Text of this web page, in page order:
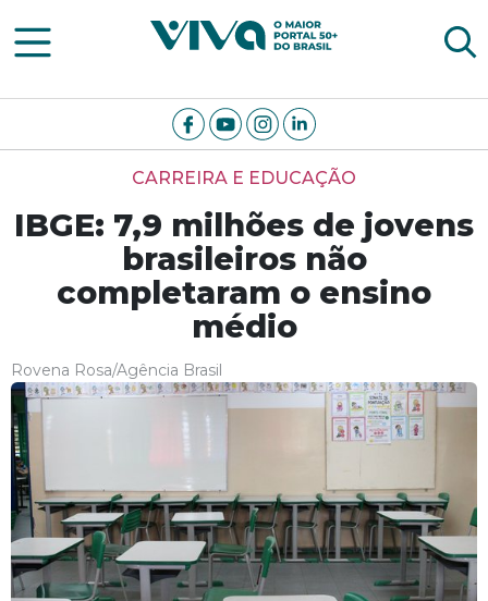
Viva Notícias
CARREIRA E EDUCAÇÃO
IBGE: 7,9 milhões de jovens
brasileiros não
completaram o ensino
médio
Rovena Rosa/Agência Brasil